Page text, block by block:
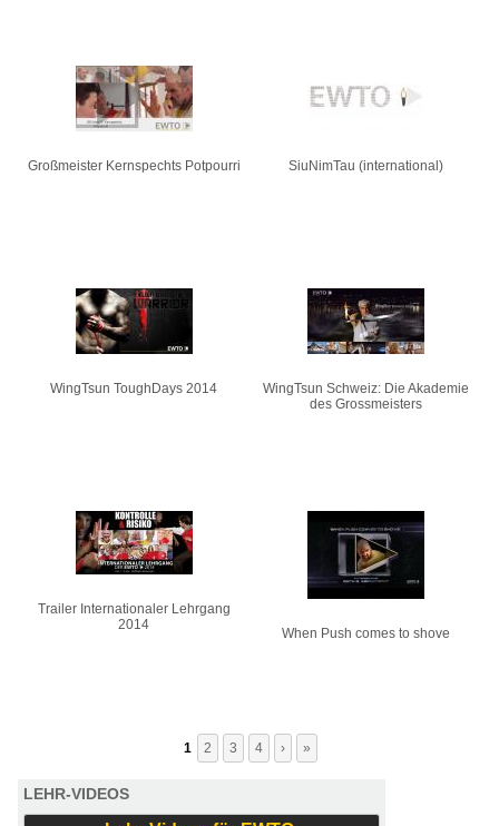
Großmeister Kernspechts Potpourri SiuNimTau (international)
WingTsun ToughDays 2014
WingTsun Schweiz: Die Akademie
des Grossmeisters
Trailer Internationaler Lehrgang
2014
When Push comes to shove
1 2 3 4 › »
LEHR-VIDEOS